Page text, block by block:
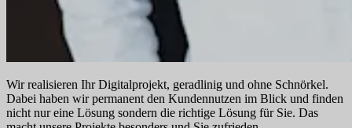
Wir realisieren Ihr Digitalprojekt, geradlinig und ohne Schnörkel.
Dabei haben wir permanent den Kundennutzen im Blick und finden
nicht nur eine Lösung sondern die richtige Lösung für Sie. Das